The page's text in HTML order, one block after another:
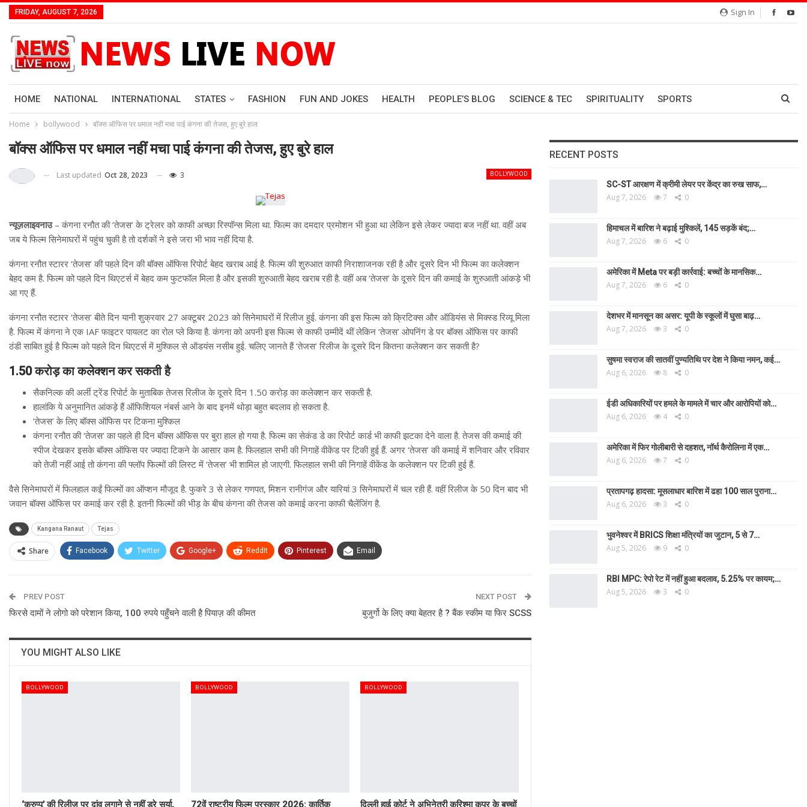
Sign In
FRIDAY, AUGUST 7, 2026
HOME NATIONAL INTERNATIONAL STATES FASHION FUN AND JOKES HEALTH PEOPLE’S BLOG SCIENCE & TEC SPIRITUALITY SPORTS
Home bollywood बॉक्स ऑफिस पर धमाल नहीं मचा पाई कंगना की तेजस, हुए बुरे हाल
बॉक्स ऑफिस पर धमाल नहीं मचा पाई कंगना की तेजस, हुए बुरे हाल
BOLLYWOOD
Last updated Oct 28, 2023 3
न्यूज़लाइवनाउ – कंगना रनौत की ‘तेजस’ के ट्रेलर को काफी अच्छा रिस्पॉन्स मिला था. फिल्म का दमदार प्रमोशन भी हुआ था लेकिन इसे लेकर ज्यादा बज नहीं था. वहीं अब
जब ये फिल्म सिनेमाघरों में पहुंच चुकी है तो दर्शकों ने इसे जरा भी भाव नहीं दिया है.
कंगना रनौत स्टारर ‘तेजस’ की पहले दिन की बॉक्स ऑफिस रिपोर्ट बेहद खराब आई है. फिल्म की शुरुआत काफी निराशाजनक रही है और दूसरे दिन भी फिल्म का कलेक्शन
बेहद कम है. फिल्म को पहले दिन थिएटर्स में बेहद कम फुटफॉल मिला है और इसकी शुरुआती बेहद खराब रही है. वहीं अब ‘तेजस’ के दूसरे दिन की कमाई के शुरुआती आंकड़े भी
आ गए हैं.
कंगना रनौत स्टारर ‘तेजस’ बीते दिन यानी शुक्रवार 27 अक्टूबर 2023 को सिनेमाघरों में रिलीज हुई. कंगना की इस फिल्म को क्रिटिक्स और ऑडियंस से मिक्स्ड रिव्यू मिला
है. फिल्म में कंगना ने एक IAF फाइटर पायलट का रोल प्ले किया है. कंगना को अपनी इस फिल्म से काफी उम्मीदें थीं लेकिन ‘तेजस’ ओपनिंग डे पर बॉक्स ऑफिस पर काफी
ठंडी साबित हुई है फिल्म को पहले दिन थिएटर्स में मुश्किल से ऑडयंस नसीब हुई. चलिए जानते हैं ‘तेजस’ रिलीज के दूसरे दिन कितना कलेक्शन कर सकती है?
1.50 करोड़ का कलेक्शन कर सकती है
सैकनिल्क की अर्ली ट्रेंड रिपोर्ट के मुताबिक तेजस रिलीज के दूसरे दिन 1.50 करोड़ का कलेक्शन कर सकती है.
हालांकि ये अनुमानित आंकड़े हैं ऑफिशियल नंबर्स आने के बाद इनमें थोड़ा बहुत बदलाव हो सकता है.
‘तेजस’ के लिए बॉक्स ऑफिस पर टिकना मुश्किल
कंगना रनौत की ‘तेजस’ का पहले ही दिन बॉक्स ऑफिस पर बुरा हाल हो गया है. फिल्म का सेकंड डे का रिपोर्ट कार्ड भी काफी झटका देने वाला है. तेजस की कमाई की
स्पीज देखकर इसके बॉक्स ऑफिस पर ज्यादा टिकने के आसार कम है. फिलहाल सभी की निगाहें वीकेंड पर टिकी हुई हैं. अगर ‘तेजस’ की कमाई में शनिवार और रविवार
को तेजी नहीं आई तो कंगना की फ्लॉप फिल्मों की लिस्ट में ‘तेजस’ भी शामिल हो जाएगी. फिलहाल सभी की निगाहें वीकेंड के कलेक्शन पर टिकी हुई हैं.
वैसे सिनेमाघरों में फिलहाल कईं फिल्मों का ऑप्शन मौजूद है. फुकरे 3 से लेकर गणपत, मिशन रानीगंज और यारियां 3 सिनेमाघरों में चल रही हैं. वहीं रिलीज के 50 दिन बाद भी
जवान बॉक्स ऑफिस पर कमाई कर रही है. इतनी फिल्मों की भीड़ के बीच कंगना की तेजस को कमाई करना काफी चैलेंजिंग है.
Kangana Ranaut Tejas
Share Facebook Twitter Google+ ReddIt Pinterest Email
PREV POST
फिरसे दामों ने लोगो को परेशान किया, 100 रुपये पहुँचने वाली है पियाज़ की कीमत
NEXT POST
बुजुर्गो के लिए क्या बेहतर है ? बैंक स्कीम या फिर SCSS
YOU MIGHT ALSO LIKE
BOLLYWOOD
‘करुप्पू’ की रिलीज पर दांव लगाने से नहीं डरे सूर्या,
BOLLYWOOD
72वें राष्ट्रीय फिल्म पुरस्कार 2026: कार्तिक
BOLLYWOOD
दिल्ली हाई कोर्ट ने अभिनेत्री करिश्मा कपूर के बच्चों
RECENT POSTS
SC-ST आरक्षण में क्रीमी लेयर पर केंद्र का रुख साफ,…
Aug 7, 2026 7 0
हिमाचल में बारिश ने बढ़ाई मुश्किलें, 145 सड़कें बंद;…
Aug 7, 2026 6 0
अमेरिका में Meta पर बड़ी कार्रवाई: बच्चों के मानसिक…
Aug 7, 2026 6 0
देशभर में मानसून का असर: यूपी के स्कूलों में घुसा बाढ़…
Aug 7, 2026 3 0
सुषमा स्वराज की सातवीं पुण्यतिथि पर देश ने किया नमन, कई…
Aug 6, 2026 8 0
ईडी अधिकारियों पर हमले के मामले में चार और आरोपियों को…
Aug 6, 2026 4 0
अमेरिका में फिर गोलीबारी से दहशत, नॉर्थ कैरोलिना में एक…
Aug 6, 2026 7 0
प्रतापगढ़ हादसा: मूसलाधार बारिश में ढहा 100 साल पुराना…
Aug 6, 2026 3 0
भुवनेश्वर में BRICS शिक्षा मंत्रियों का जुटान, 5 से 7…
Aug 5, 2026 9 0
RBI MPC: रेपो रेट में नहीं हुआ बदलाव, 5.25% पर कायम;…
Aug 5, 2026 3 0